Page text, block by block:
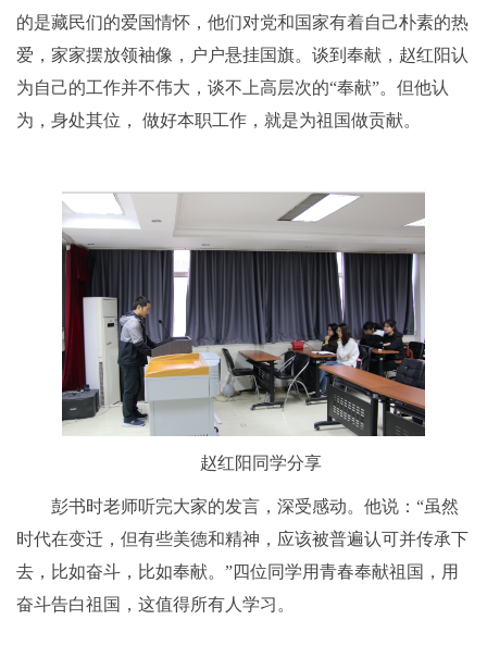
的是藏民们的爱国情怀，他们对党和国家有着自己朴素的热
爱，家家摆放领袖像，户户悬挂国旗。谈到奉献，赵红阳认
为自己的工作并不伟大，谈不上高层次的“奉献”。但他认
为，身处其位， 做好本职工作，就是为祖国做贡献。
赵红阳同学分享
彭书时老师听完大家的发言，深受感动。他说：“虽然
时代在变迁，但有些美德和精神，应该被普遍认可并传承下
去，比如奋斗，比如奉献。”四位同学用青春奉献祖国，用
奋斗告白祖国，这值得所有人学习。